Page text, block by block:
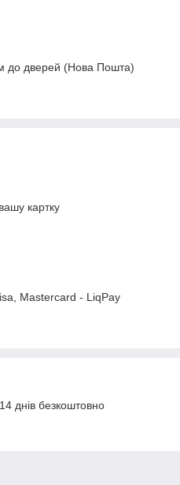
до дверей (Нова Пошта)
картку
Mastercard - LiqPay
днів безкоштовно